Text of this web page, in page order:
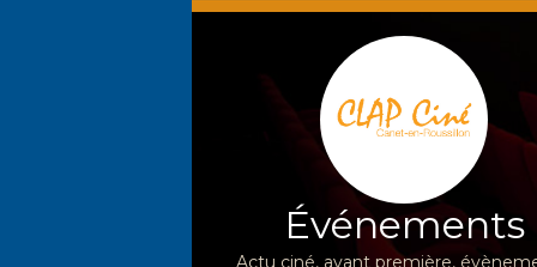
Événements
Actu ciné, avant première,